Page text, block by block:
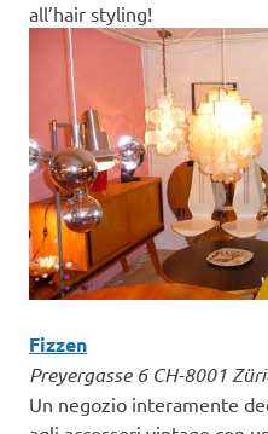
all’hair styling!
Fizzen
Preyergasse 6 CH-8001
Un negozio interamente